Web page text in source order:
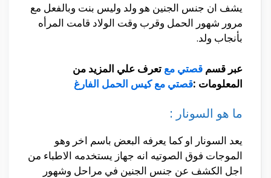
يشف ان جنس الجنين هو ولد وليس بنت وبالفعل مع
مرور شهور الحمل وقرب وقت الولاد قامت المرأه
بأنجاب ولد.
عبر قسم قصتي مع تعرف علي المزيد من
المعلومات :قصتي مع كيس الحمل الفارغ
ما هو السونار :
يعد السونار او كما يعرفه البعض باسم اخر وهو
الموجات فوق الصوتيه انه جهاز يستخدمه الاطباء من
اجل الكشف عن جنس الجنين في مراحل وشهور